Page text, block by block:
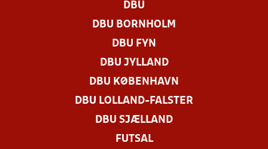
DBU
DBU BORNHOLM
DBU FYN
DBU JYLLAND
DBU KØBENHAVN
DBU LOLLAND-FALSTER
DBU SJÆLLAND
FUTSAL